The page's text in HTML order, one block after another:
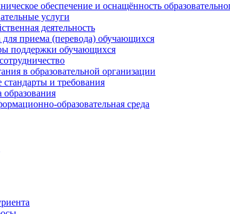
обеспечение и оснащённость
услуги
деятельность
приема (перевода) обучающихся
поддержки обучающихся
в образовательной организации
стандарты и требования
образования
образовательная среда